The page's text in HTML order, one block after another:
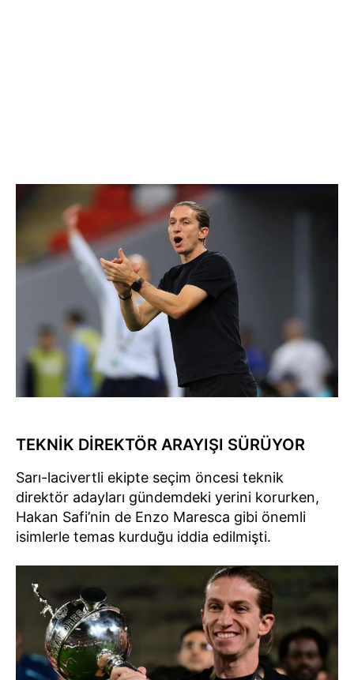
TEKNİK DİREKTÖR ARAYIŞI SÜRÜYOR
Sarı-lacivertli ekipte seçim öncesi teknik
direktör adayları gündemdeki yerini korurken,
Hakan Safi’nin de Enzo Maresca gibi önemli
isimlerle temas kurduğu iddia edilmişti.